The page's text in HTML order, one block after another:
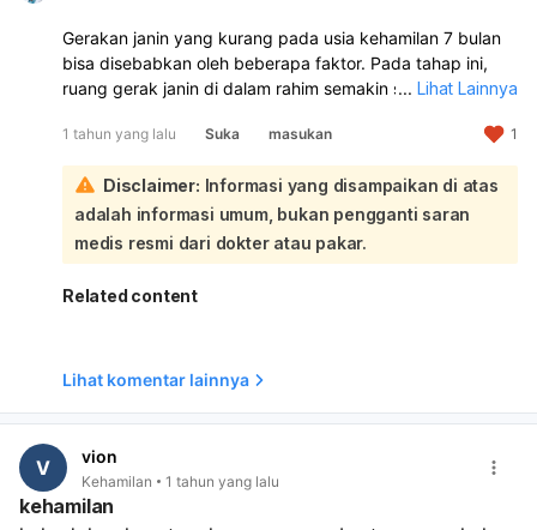
Masalah pada janin atau tali pusat– Misalnya tali pusat
melilit atau kurangnya oksigen bisa menyebabkan
gerakan bayi berkurang.
Gerakan janin yang kurang pada usia kehamilan 7 bulan
bisa disebabkan oleh beberapa faktor. Pada tahap ini,
ruang gerak janin di dalam rahim semakin sempit,
sebanyak sebelumnya. Selain itu, janin bisa mengalami
perubahan pola gerakan, seperti lebih banyak menggeliat
daripada menendang:
Beberapa penyebab lain yang mungkin adalah posisi
janin, volume cairan ketuban yang tidak memadai, atau
adanya kondisi medis seperti hipoksia (kekurangan
oksigen) yang dapat mempengaruhi aktivitas janin. Jika
seperti USG untuk memastikan kesehatan janin dan
memantau detak jantungnya. Jangan ragu untuk
kepada dokter, terutama jika Anda merasakan perubahan
yang tidak biasa. Kesehatan janin adalah prioritas utama,
jadi pemeriksaan rutin sangat dianjurkan.
... Lihat Lainnya
1 tahun yang lalu Suka masukan 1
Disclaimer: Informasi yang disampaikan di atas
adalah informasi umum, bukan pengganti saran
medis resmi dari dokter atau pakar.
Related content
Lihat komentar lainnya
V vion
Kehamilan 1 tahun yang lalu
kehamilan